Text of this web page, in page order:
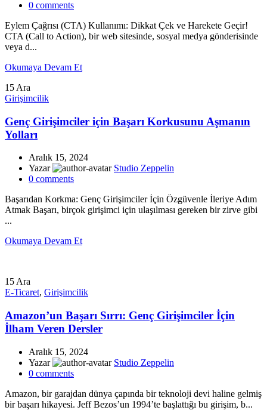
0 comments
Eylem Çağrısı (CTA) Kullanımı: Dikkat Çek ve Harekete Geçir!
CTA (Call to Action), bir web sitesinde, sosyal medya gönderisinde
veya d...
Okumaya Devam Et
15 Ara
Girişimcilik
Genç Girişimciler için Başarı Korkusunu Aşmanın
Yolları
Aralık 15, 2024
Yazar
Studio Zeppelin
0 comments
Başarıdan Korkma: Genç Girişimciler İçin Özgüvenle İleriye Adım
Atmak Başarı, birçok girişimci için ulaşılması gereken bir zirve gibi
...
Okumaya Devam Et
15 Ara
E-Ticaret, Girişimcilik
Amazon’un Başarı Sırrı: Genç Girişimciler İçin
İlham Veren Dersler
Aralık 15, 2024
Yazar
Studio Zeppelin
0 comments
Amazon, bir garajdan dünya çapında bir teknoloji devi haline gelmiş
bir başarı hikayesi. Jeff Bezos’un 1994’te başlattığı bu girişim, b...